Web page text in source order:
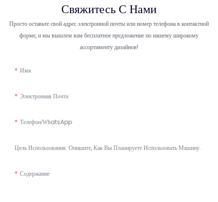
Свяжитесь С Нами
Просто оставьте свой адрес электронной почты или номер телефона в контактной
форме, и мы вышлем вам бесплатное предложение по нашему широкому
ассортименту дизайнов!
Имя
Электронная Почта
Телефон/WhatsApp
Цель Использования: Опишите, Как Вы Планируете Использовать Машину.
Содержание